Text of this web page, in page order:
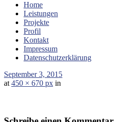
Home
Leistungen
Projekte
Profil
Kontakt
Impressum
Datenschutzerklärung
September 3, 2015
at 450 × 670 px in